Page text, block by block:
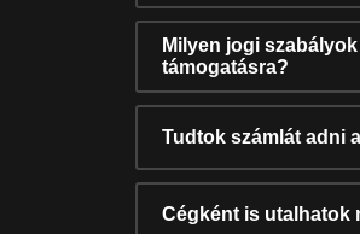
Milyen jogi
támogatásra?
Tudtok számlát adni
Cégként is utalhatok